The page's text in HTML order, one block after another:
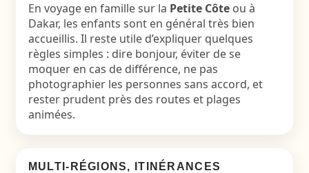
En voyage en famille sur la Petite Côteou à
Dakar, les enfants sont en général très bien
accueillis. Il reste utile d’expliquer quelques
règles simples : dire bonjour, éviter de se
moquer en cas de différence, ne pas
photographier les personnes sans accord, et
rester prudent près des routes et plages
animées.
MULTI-RÉGIONS, ITINÉRANCES